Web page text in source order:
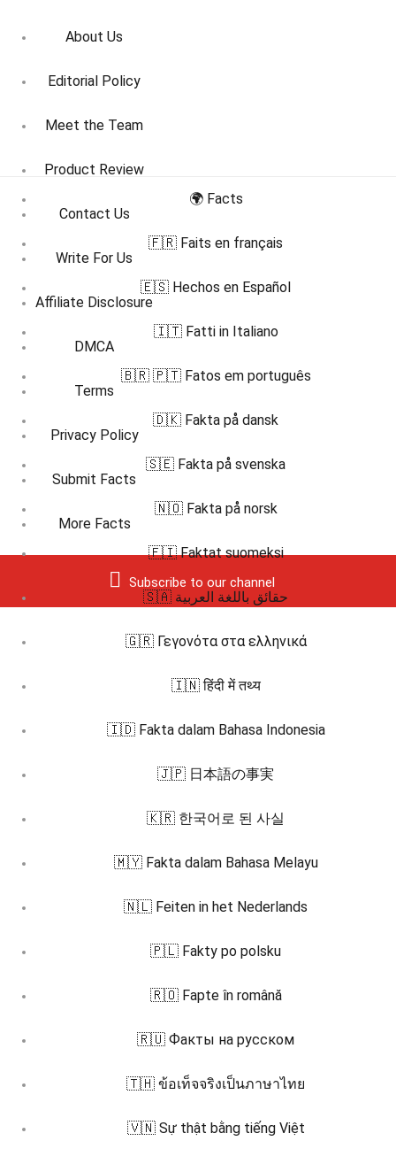
About Us
Editorial Policy
Meet the Team
Product Review
Contact Us
Write For Us
Affiliate Disclosure
DMCA
Terms
Privacy Policy
Submit Facts
More Facts
Subscribe to our channel
🌍 Facts
🇫🇷 Faits en français
🇪🇸 Hechos en Español
🇮🇹 Fatti in Italiano
🇧🇷 🇵🇹 Fatos em português
🇩🇰 Fakta på dansk
🇸🇪 Fakta på svenska
🇳🇴 Fakta på norsk
🇫🇮 Faktat suomeksi
🇸🇦 حقائق باللغة العربية
🇬🇷 Γεγονότα στα ελληνικά
🇮🇳 हिंदी में तथ्य
🇮🇩 Fakta dalam Bahasa Indonesia
🇯🇵 日本語の事実
🇰🇷 한국어로 된 사실
🇲🇾 Fakta dalam Bahasa Melayu
🇳🇱 Feiten in het Nederlands
🇵🇱 Fakty po polsku
🇷🇴 Fapte în română
🇷🇺 Факты на русском
🇹🇭 ข้อเท็จจริงเป็นภาษาไทย
🇻🇳 Sự thật bằng tiếng Việt